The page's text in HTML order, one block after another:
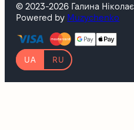
© 2023-2026 Галина
Powered by Muzychenko
UA RU